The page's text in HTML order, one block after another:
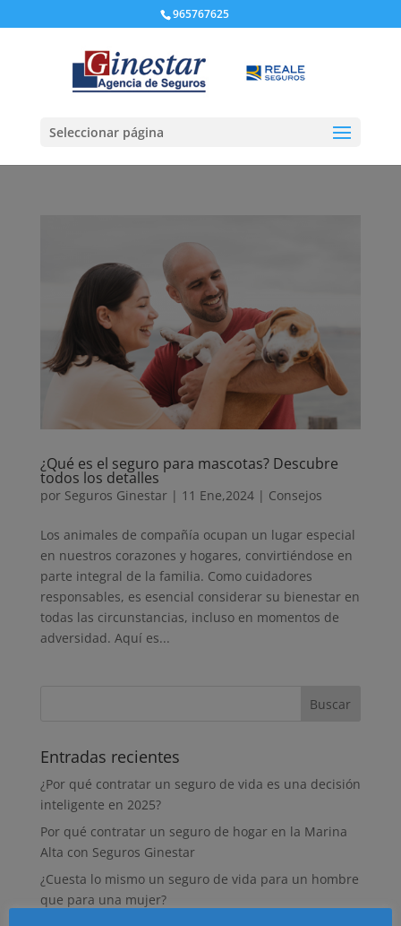
965767625
Seleccionar página
¿Qué es el seguro para mascotas? Descubre
todos los detalles
por Seguros Ginestar| 11 Ene,2024| Consejos
Los animales de compañía ocupan un lugar especial
en nuestros corazones y hogares, convirtiéndose en
parte integral de la familia. Como cuidadores
responsables, es esencial considerar su bienestar en
todas las circunstancias, incluso en momentos de
adversidad. Aquí es...
Entradas recientes
¿Por qué contratar un seguro de vida es una decisión
inteligente en 2025?
Por qué contratar un seguro de hogar en la Marina
Alta con Seguros Ginestar
¿Cuesta lo mismo un seguro de vida para un hombre
que para una mujer?